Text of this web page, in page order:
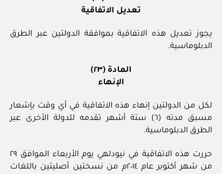
تعديل الاتفاقية
يجوز تعديل هذه الاتفاقية بموافقة الدولتين عبر الطرق
الدبلوماسية.
المادة (٢٣)
الإنهاء
لكل من الدولتين إنهاء هذه الاتفاقية في أي وقت بإشعار
مسبق مدته (٦) ستة أشهر تقدمه للدولة الأخرى عبر
الطرق الدبلوماسية.
حررت هذه الاتفاقية في نيودلهي يوم الأربعاء الموافق ٢٩
من شهر أكتوبر عام ٢٠١٤م من نسختين أصليتين باللغات